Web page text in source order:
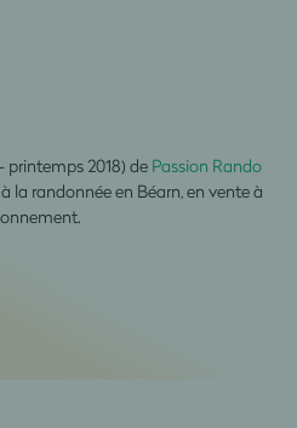
printemps 2018) de Passion Rando
la randonnée en Béarn, en vente à